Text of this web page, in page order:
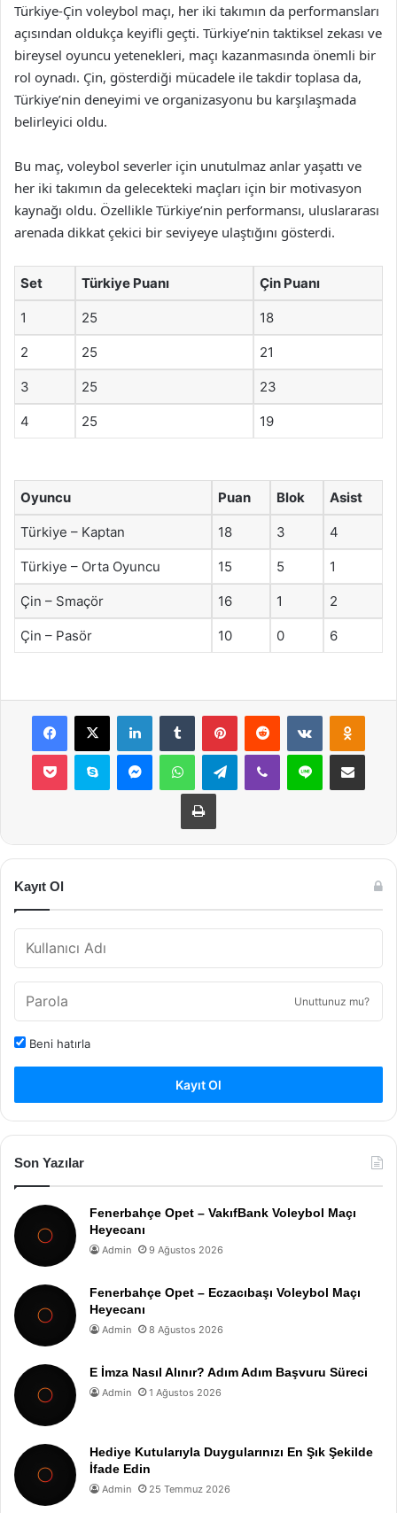
Türkiye-Çin voleybol maçı, her iki takımın da performansları
açısından oldukça keyifli geçti. Türkiye’nin taktiksel zekası ve
bireysel oyuncu yetenekleri, maçı kazanmasında önemli bir
rol oynadı. Çin, gösterdiği mücadele ile takdir toplasa da,
Türkiye’nin deneyimi ve organizasyonu bu karşılaşmada
belirleyici oldu.
Bu maç, voleybol severler için unutulmaz anlar yaşattı ve
her iki takımın da gelecekteki maçları için bir motivasyon
kaynağı oldu. Özellikle Türkiye’nin performansı, uluslararası
arenada dikkat çekici bir seviyeye ulaştığını gösterdi.
Set Türkiye Puanı Çin Puanı
1 25 18
2 25 21
3 25 23
4 25 19
Oyuncu Puan Blok Asist
Türkiye – Kaptan 18 3 4
Türkiye – Orta Oyuncu 15 5 1
Çin – Smaçör 16 1 2
Çin – Pasör 10 0 6
Facebook
X LinkedInTumblr PinterestReddit VKontakte
Pocket Skype MessengerWhatsAppTelegramViber Line E-Posta ile
Yazdır
Kayıt Ol
Unuttunuz mu?
Beni hatırla
Kayıt Ol
Son Yazılar
Fenerbahçe Opet – VakıfBank Voleybol Maçı
Heyecanı
Admin 9 Ağustos 2026
Fenerbahçe Opet – Eczacıbaşı Voleybol Maçı
Heyecanı
Admin 8 Ağustos 2026
E İmza Nasıl Alınır? Adım Adım Başvuru Süreci
Admin 1 Ağustos 2026
Hediye Kutularıyla Duygularınızı En Şık Şekilde
İfade Edin
Admin 25 Temmuz 2026